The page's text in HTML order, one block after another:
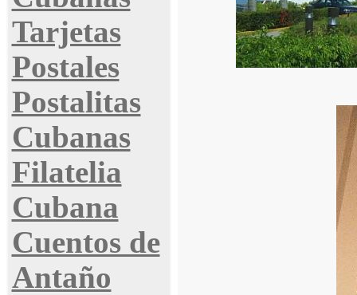
Tarjetas
Postales
Postalitas
Cubanas
Filatelia
Cubana
Cuentos de
Antaño